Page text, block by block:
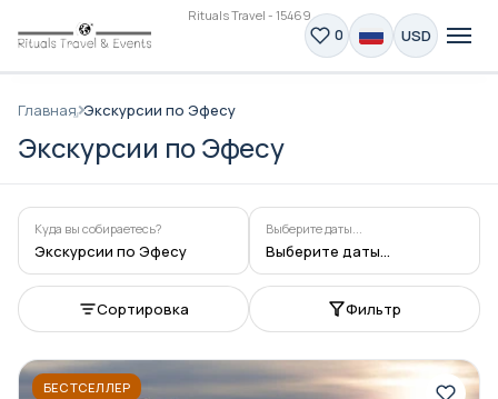
Rituals Travel - 15469
0 USD
Главная Экскурсии по Эфесу
Экскурсии по Эфесу
Куда вы собираетесь?
Экскурсии по Эфесу
Выберите даты...
Выберите даты...
Сортировка Фильтр
БЕСТСЕЛЛЕР